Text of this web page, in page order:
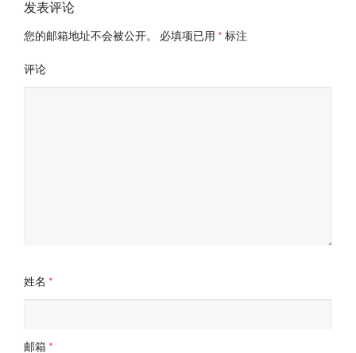
发表评论
您的邮箱地址不会被公开。
必填项已用 * 标注
评论
姓名 *
邮箱 *